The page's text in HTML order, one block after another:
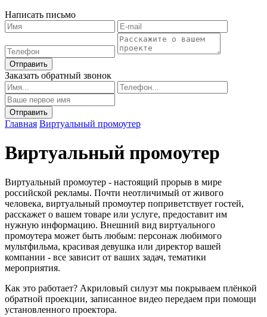
Написать письмо
Отправить
Заказать обратный звонок
Главная Виртуальный промоутер
Виртуальный промоутер
Виртуальный промоутер - настоящий прорыв в мире
российской рекламы. Почти неотличимый от живого
человека, виртуальный промоутер поприветствует гостей,
расскажет о вашем товаре или услуге, предоставит им
нужную информацию. Внешний вид виртуального
промоутера может быть любым: персонаж любимого
мультфильма, красивая девушка или директор вашей
компании - все зависит от ваших задач, тематики
мероприятия.
Как это работает? Акриловый силуэт мы покрываем плёнкой
обратной проекции, записанное видео передаем при помощи
установленного проектора.